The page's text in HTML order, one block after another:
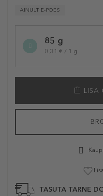
AINULT E-POES
variation85 g
0,31 € / 1 g
LISA
TASUTA TARNE